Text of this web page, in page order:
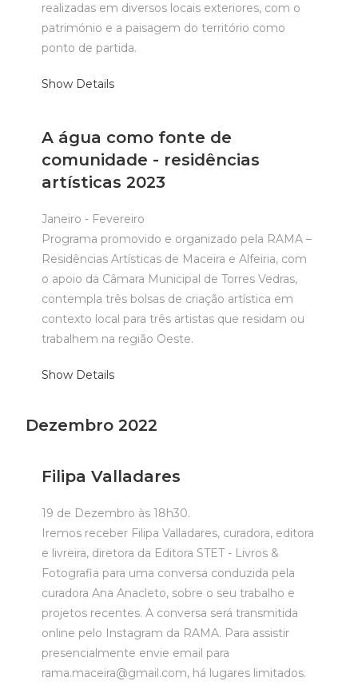
realizadas em diversos locais exteriores, com o
património e a paisagem do território como
ponto de partida.
Show Details
A água como fonte de
comunidade - residências
artísticas 2023
Janeiro - Fevereiro
Programa promovido e organizado pela RAMA –
Residências Artísticas de Maceira e Alfeiria, com
o apoio da Câmara Municipal de Torres Vedras,
contempla três bolsas de criação artística em
contexto local para três artistas que residam ou
trabalhem na região Oeste.
Show Details
Dezembro 2022
Filipa Valladares
19 de Dezembro às 18h30.
Iremos receber Filipa Valladares, curadora, editora
e livreira, diretora da Editora STET - Livros &
Fotografia para uma conversa conduzida pela
curadora Ana Anacleto, sobre o seu trabalho e
projetos recentes. A conversa será transmitida
online pelo Instagram da RAMA. Para assistir
presencialmente envie email para
rama.maceira@gmail.com, há lugares limitados.